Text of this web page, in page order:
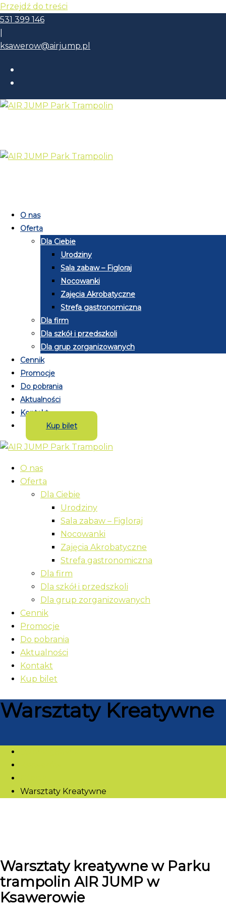
Przejdź do treści
531 399 146
ksawerow@airjump.pl
O nas
Oferta
Dla Ciebie
Urodziny
Sala zabaw – Figloraj
Nocowanki
Zajęcia Akrobatyczne
Strefa gastronomiczna
Dla firm
Dla szkół i przedszkoli
Dla grup zorganizowanych
Cennik
Promocje
Do pobrania
Aktualności
Kontakt
Kup bilet
O nas
Oferta
Dla Ciebie
Urodziny
Sala zabaw – Figloraj
Nocowanki
Zajęcia Akrobatyczne
Strefa gastronomiczna
Dla firm
Dla szkół i przedszkoli
Dla grup zorganizowanych
Cennik
Promocje
Do pobrania
Aktualności
Kontakt
Kup bilet
Warsztaty Kreatywne
Warsztaty Kreatywne
Warsztaty kreatywne w Parku
trampolin AIR JUMP w
Ksawerowie